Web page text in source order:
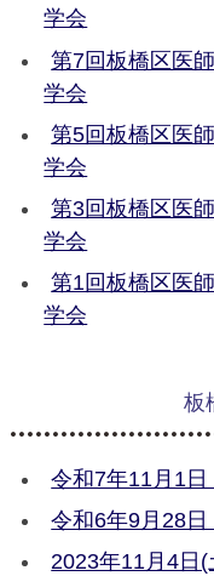
学会
第7回板橋区医
学会
第5回板橋区医
学会
第3回板橋区医
学会
第1回板橋区医
学会
板
令和7年11月1
令和6年9月28
2023年11月4日(